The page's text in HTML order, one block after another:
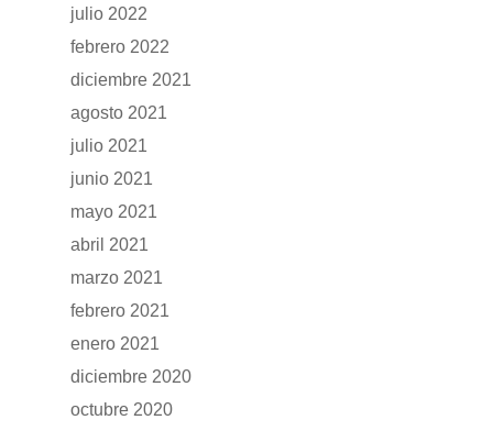
julio 2022
febrero 2022
diciembre 2021
agosto 2021
julio 2021
junio 2021
mayo 2021
abril 2021
marzo 2021
febrero 2021
enero 2021
diciembre 2020
octubre 2020